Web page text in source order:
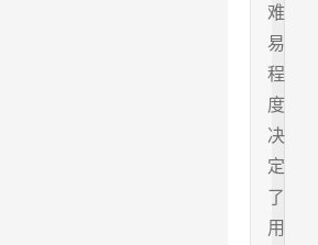
难
易
程
度
决
定
了
用